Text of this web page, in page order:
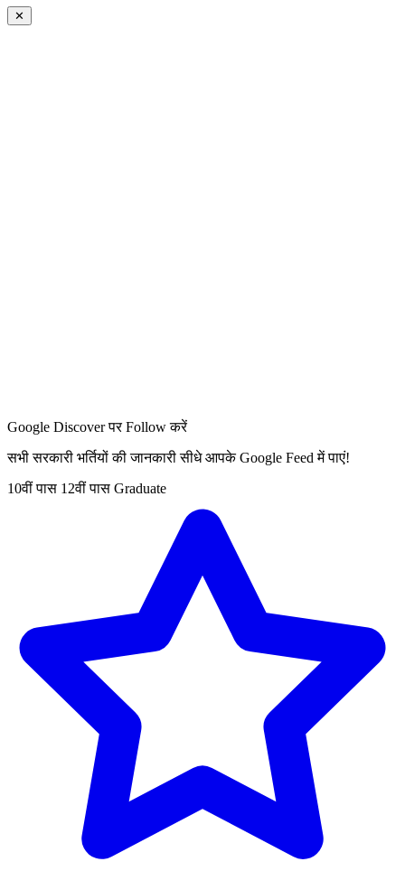
✕
Google Discover पर Follow करें
सभी सरकारी भर्तियों की जानकारी सीधे आपके Google Feed में पाएं!
10वीं पास 12वीं पास Graduate